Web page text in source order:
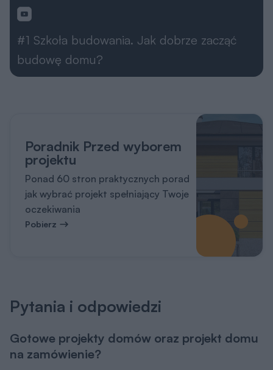
#1 Szkoła budowania. Jak dobrze zacząć
budowę domu?
Poradnik Przed wyborem
projektu
Ponad 60 stron praktycznych porad
jak wybrać projekt spełniający Twoje
oczekiwania
Pobierz
Pytania i odpowiedzi
Gotowe projekty domów oraz projekt domu
na zamówienie?